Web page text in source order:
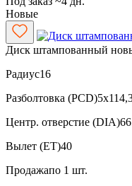
Новые
Диск штампованный
Радиус16
Разболтовка (PCD)
Центр. отверстие (DIA)
Вылет (ET)40
Продажапо 1 шт.